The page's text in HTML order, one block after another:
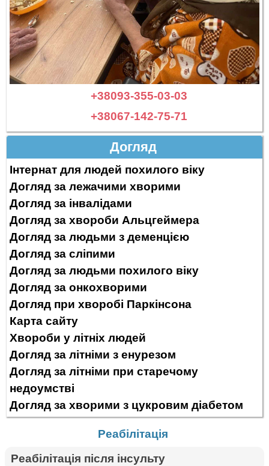
+38093-355-03-03
+38067-142-75-71
Догляд
Інтернат для людей похилого віку
Догляд за лежачими хворими
Догляд за інвалідами
Догляд за хвороби Альцгеймера
Догляд за людьми з деменцією
Догляд за сліпими
Догляд за людьми похилого віку
Догляд за онкохворими
Догляд при хворобі Паркінсона
Карта сайту
Хвороби у літніх людей
Догляд за літніми з енурезом
Догляд за літніми при старечому
недоумстві
Догляд за хворими з цукровим діабетом
Реабілітація
Реабілітація після інсульту